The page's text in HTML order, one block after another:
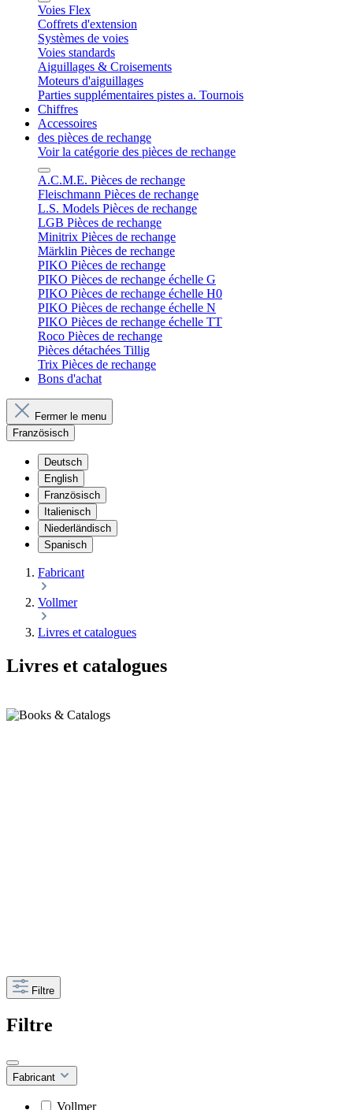
Voies Flex
Coffrets d'extension
Systèmes de voies
Voies standards
Aiguillages & Croisements
Moteurs d'aiguillages
Parties supplémentaires pistes a. Tournois
Chiffres
Accessoires
des pièces de rechange
Voir la catégorie des pièces de rechange
A.C.M.E. Pièces de rechange
Fleischmann Pièces de rechange
L.S. Models Pièces de rechange
LGB Pièces de rechange
Minitrix Pièces de rechange
Märklin Pièces de rechange
PIKO Pièces de rechange
PIKO Pièces de rechange échelle G
PIKO Pièces de rechange échelle H0
PIKO Pièces de rechange échelle N
PIKO Pièces de rechange échelle TT
Roco Pièces de rechange
Pièces détachées Tillig
Trix Pièces de rechange
Bons d'achat
Fermer le menu
Französisch
Deutsch
English
Französisch
Italienisch
Niederländisch
Spanisch
Fabricant
Vollmer
Livres et catalogues
Livres et catalogues
Filtre
Filtre
Fabricant
Vollmer